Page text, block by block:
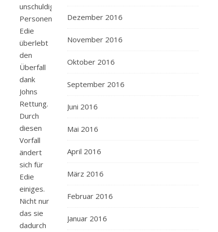
unschuldige
Personen.
Edie
überlebt
den
Überfall
dank
Johns
Rettung.
Durch
diesen
Vorfall
ändert
sich für
Edie
einiges.
Nicht nur
das sie
dadurch
Dezember 2016
November 2016
Oktober 2016
September 2016
Juni 2016
Mai 2016
April 2016
März 2016
Februar 2016
Januar 2016